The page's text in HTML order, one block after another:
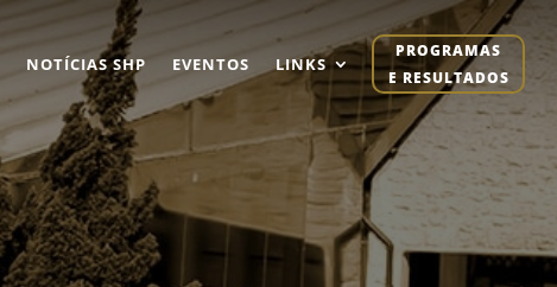
NOTÍCIAS SHP EVENTOS LINKS
PROGRAMAS
E RESULTADOS